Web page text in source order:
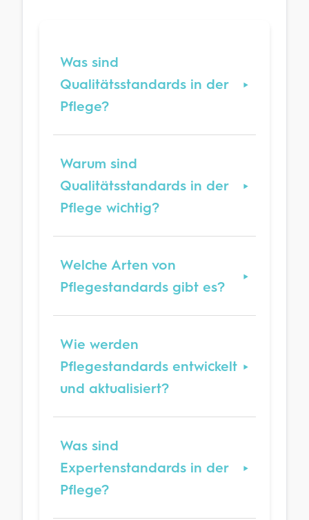
Was sind
Qualitätsstandards in der
Pflege?
Warum sind
Qualitätsstandards in der
Pflege wichtig?
Welche Arten von
Pflegestandards gibt es?
Wie werden
Pflegestandards entwickelt
und aktualisiert?
Was sind
Expertenstandards in der
Pflege?